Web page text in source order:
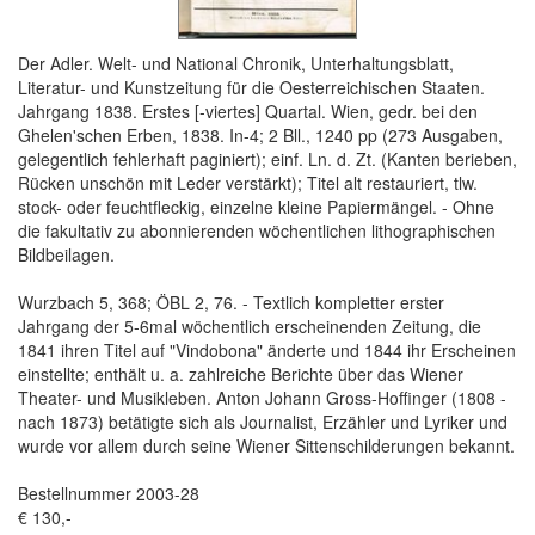
Der Adler. Welt- und National Chronik, Unterhaltungsblatt,
Literatur- und Kunstzeitung für die Oesterreichischen Staaten.
Jahrgang 1838. Erstes [-viertes] Quartal. Wien, gedr. bei den
Ghelen'schen Erben, 1838. In-4; 2 Bll., 1240 pp (273 Ausgaben,
gelegentlich fehlerhaft paginiert); einf. Ln. d. Zt. (Kanten berieben,
Rücken unschön mit Leder verstärkt); Titel alt restauriert, tlw.
stock- oder feuchtfleckig, einzelne kleine Papiermängel. - Ohne
die fakultativ zu abonnierenden wöchentlichen lithographischen
Bildbeilagen.
Wurzbach 5, 368; ÖBL 2, 76. - Textlich kompletter erster
Jahrgang der 5-6mal wöchentlich erscheinenden Zeitung, die
1841 ihren Titel auf "Vindobona" änderte und 1844 ihr Erscheinen
einstellte; enthält u. a. zahlreiche Berichte über das Wiener
Theater- und Musikleben. Anton Johann Gross-Hoffinger (1808 -
nach 1873) betätigte sich als Journalist, Erzähler und Lyriker und
wurde vor allem durch seine Wiener Sittenschilderungen bekannt.
Bestellnummer 2003-28
€ 130,-